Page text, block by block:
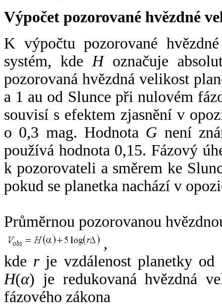
Výpočet pozorované hvězdné
K výpočtu pozorované
systém, kde Hoznačuje
pozorovaná hvězdná velikost
a 1 au od Slunce při nulovém
souvisí s efektem zjasnění v
o 0,3 mag. Hodnota G není
používá hodnota 0,15. Fázový
k pozorovateli a směrem ke
pokud se planetka nachází v
Průměrnou pozorovanou
,
kde rje vzdálenost planetky od
H(α) je redukovaná hvězdná
fázového zákona